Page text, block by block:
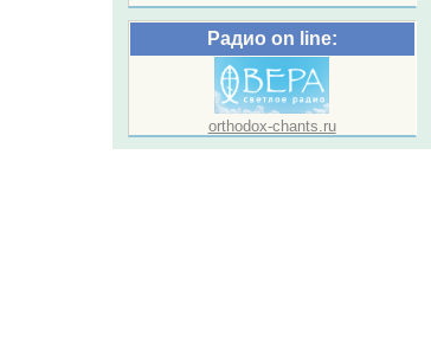
Радио on line:
orthodox-chants.ru